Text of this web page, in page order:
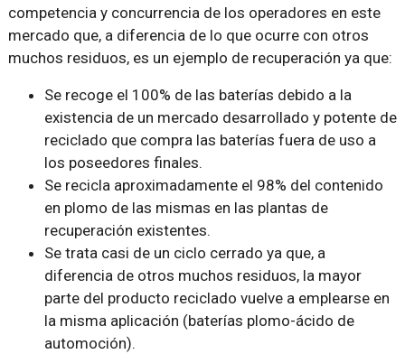
competencia y concurrencia de los operadores en este
mercado que, a diferencia de lo que ocurre con otros
muchos residuos, es un ejemplo de recuperación ya que:
Se recoge el 100% de las baterías debido a la
existencia de un mercado desarrollado y potente de
reciclado que compra las baterías fuera de uso a
los poseedores finales.
Se recicla aproximadamente el 98% del contenido
en plomo de las mismas en las plantas de
recuperación existentes.
Se trata casi de un ciclo cerrado ya que, a
diferencia de otros muchos residuos, la mayor
parte del producto reciclado vuelve a emplearse en
la misma aplicación (baterías plomo-ácido de
automoción).